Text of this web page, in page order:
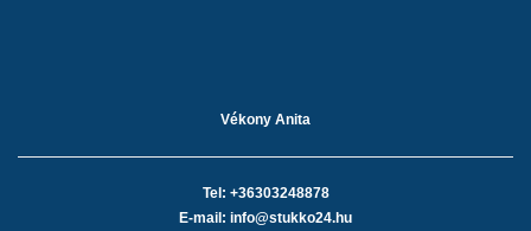
Vékony Anita
Tel: +36303248878
E-mail: info@stukko24.hu